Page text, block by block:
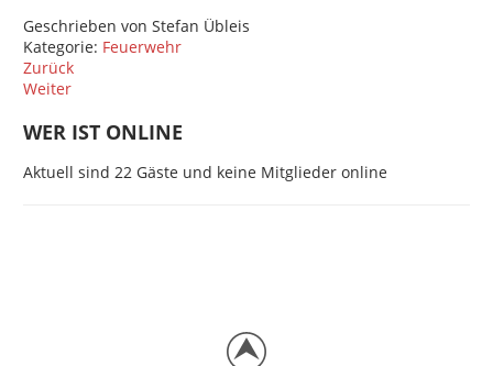
Geschrieben vonStefan Übleis
Kategorie: Feuerwehr
Zurück
Weiter
WER IST ONLINE
Aktuell sind 22 Gäste und keine Mitglieder online